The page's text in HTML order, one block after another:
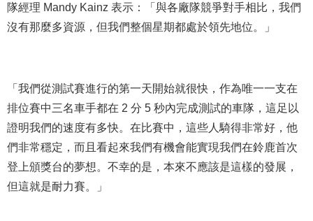
隊經理 Mandy Kainz 表示：「與各廠隊競爭對手相比，我們
沒有那麼多資源，但我們整個星期都處於領先地位。」
「我們從測試賽進行的第一天開始就很快，作為唯一一支在
排位賽中三名車手都在 2 分 5 秒內完成測試的車隊，這足以
證明我們的速度有多快。在比賽中，這些人騎得非常好，他
們非常穩定，而且看起來我們有機會能實現我們在鈴鹿首次
登上頒獎台的夢想。不幸的是，本來不應該是這樣的發展，
但這就是耐力賽。」